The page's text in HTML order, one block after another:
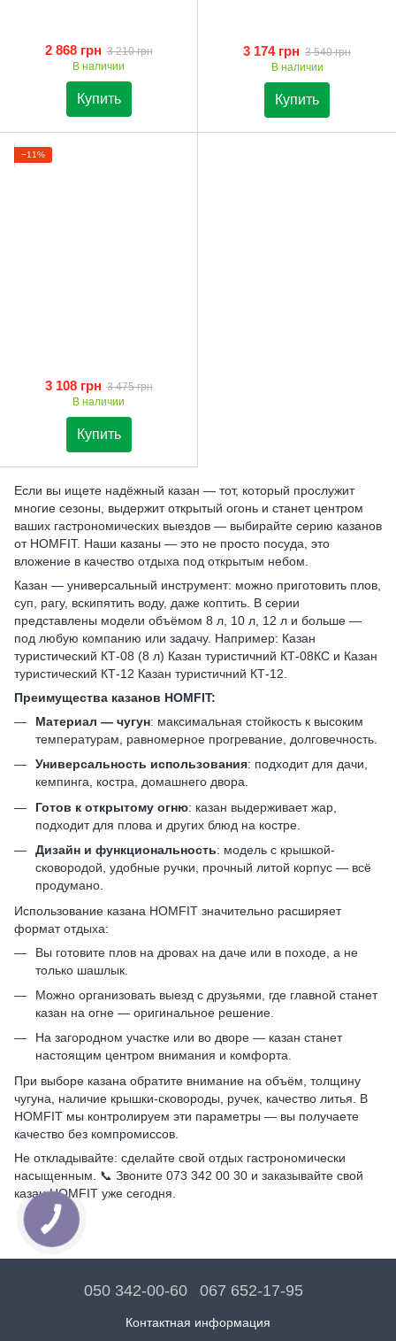
2 868 грн 3 210 грн
В наличии
Купить
3 174 грн 3 540 грн
В наличии
Купить
−11%
3 108 грн 3 475 грн
В наличии
Купить
Если вы ищете надёжный казан — тот, который прослужит
многие сезоны, выдержит открытый огонь и станет центром
ваших гастрономических выездов — выбирайте серию казанов
от HOMFIT. Наши казаны — это не просто посуда, это
вложение в качество отдыха под открытым небом.
Казан — универсальный инструмент: можно приготовить плов,
суп, рагу, вскипятить воду, даже коптить. В серии
представлены модели объёмом 8 л, 10 л, 12 л и больше —
под любую компанию или задачу. Например: Казан
туристический КТ-08 (8 л) Казан туристичний КТ‑08КС и Казан
туристический КТ-12 Казан туристичний КТ‑12.
Преимущества казанов HOMFIT:
Материал — чугун: максимальная стойкость к высоким
температурам, равномерное прогревание, долговечность.
Универсальность использования: подходит для дачи,
кемпинга, костра, домашнего двора.
Готов к открытому огню: казан выдерживает жар,
подходит для плова и других блюд на костре.
Дизайн и функциональность: модель с крышкой-
сковородой, удобные ручки, прочный литой корпус — всё
продумано.
Использование казана HOMFIT значительно расширяет
формат отдыха:
Вы готовите плов на дровах на даче или в походе, а не
только шашлык.
Можно организовать выезд с друзьями, где главной станет
казан на огне — оригинальное решение.
На загородном участке или во дворе — казан станет
настоящим центром внимания и комфорта.
При выборе казана обратите внимание на объём, толщину
чугуна, наличие крышки-сковороды, ручек, качество литья. В
HOMFIT мы контролируем эти параметры — вы получаете
качество без компромиссов.
Не откладывайте: сделайте свой отдых гастрономически
насыщенным. 📞 Звоните 073 342 00 30 и заказывайте свой
казан HOMFIT уже сегодня.
050 342-00-60 067 652-17-95
Контактная информация